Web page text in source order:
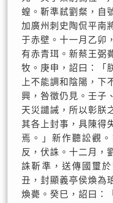
蝗。靳準弒劉粲，自
加廣州刺史陶侃平南
于赤壁。十一月乙卯
有赤青珥。新蔡王弼
牧。庚申，詔曰：「
上不能調和陰陽，下
興，咎徵仍見。壬子
天災譴誡，所以彰朕
其各上封事，具陳得
焉。」新作聽訟觀
反，伏誅。十二月，
誅靳準，送傳國璽
丑，封顯義亭侯煥為
煥薨。癸巳，詔曰：